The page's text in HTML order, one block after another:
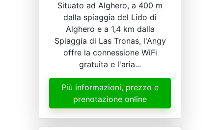
Situato ad Alghero, a 400 m
dalla spiaggia del Lido di
Alghero e a 1,4 km dalla
Spiaggia di Las Tronas, l'Angy
offre la connessione WiFi
gratuita e l'aria...
Più informazioni, prezzo e
prenotazione online